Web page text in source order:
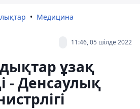
Медицина
11:46, 05 шілде 2022
ұзақ
- Денсаулық